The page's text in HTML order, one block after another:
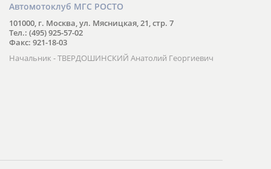
Автомотоклуб МГС РОСТО
101000, г. Москва, ул. Мясницкая, 21, стр. 7
Тел.: (495) 925-57-02
Факс: 921-18-03
Начальник - ТВЕРДОШИНСКИЙ Анатолий Георгиевич